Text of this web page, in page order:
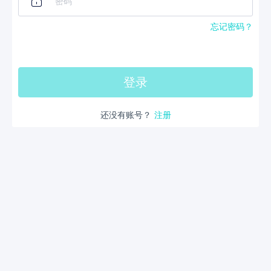
忘记密码？
登录
还没有账号？ 注册